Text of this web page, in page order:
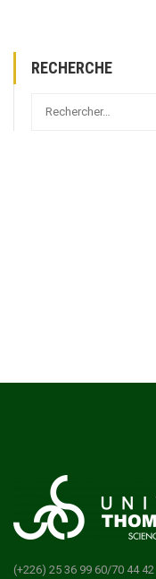
RECHERCHE
(+226) 25 36 99 60/70 44